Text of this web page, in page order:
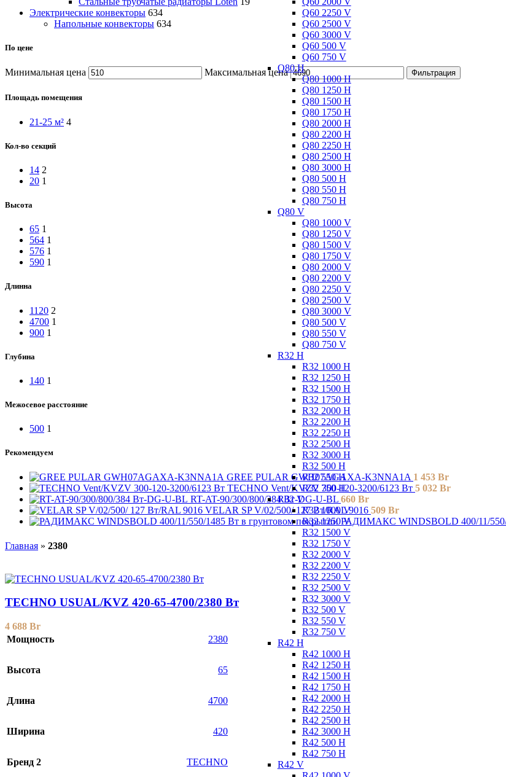
Q60 2250 V
Q60 2500 V
Q60 3000 V
Q60 500 V
Q60 750 V
Q80 H
Q80 1000 H
Q80 1250 H
Q80 1500 H
Q80 1750 H
Q80 2000 H
Q80 2200 H
Q80 2250 H
Q80 2500 H
Q80 3000 H
Q80 500 H
Q80 550 H
Q80 750 H
Q80 V
Q80 1000 V
Q80 1250 V
Q80 1500 V
Q80 1750 V
Q80 2000 V
Q80 2200 V
Q80 2250 V
Q80 2500 V
Q80 3000 V
Q80 500 V
Q80 550 V
Q80 750 V
R32 H
R32 1000 H
R32 1250 H
R32 1500 H
R32 1750 H
R32 2000 H
R32 2200 H
R32 2250 H
R32 2500 H
R32 3000 H
R32 500 H
R32 550 H
R32 750 H
R32 V
R32 1000 V
R32 1250 V
R32 1500 V
R32 1750 V
R32 2000 V
R32 2200 V
R32 2250 V
R32 2500 V
R32 3000 V
R32 500 V
R32 550 V
R32 750 V
R42 H
R42 1000 H
R42 1250 H
R42 1500 H
R42 1750 H
R42 2000 H
R42 2250 H
R42 2500 H
R42 3000 H
R42 500 H
R42 750 H
R42 V
Электрические конвекторы 634
Напольные конвекторы 634
По цене
Минимальная цена Максимальная цена Фильтрация
Площадь помещения
21-25 м² 4
Кол-во секций
14 2
20 1
Высота
65 1
564 1
576 1
590 1
Длинна
1120 2
4700 1
900 1
Глубина
140 1
Межосевое расстояние
500 1
Рекомендуем
GREE PULAR GWH07AGAXA-K3NNA1A 1 453 Br
TECHNO Vent/KVZV 300-120-3200/6123 Вт 5 032 Br
RT-AT-90/300/800/384 Вт-DG-U-BL 660 Br
VELAR SP V/02/500/ 127 Bт/RAL 9016 509 Br
РАДИМАКС WINDSBOLD 400/11/550/
Главная » 2380
TECHNO USUAL/KVZ 420-65-4700/2380 Вт
4 688 Br
Мощность
2380
Высота 65
Длина 4700
Ширина 420
Бренд 2 TECHNO